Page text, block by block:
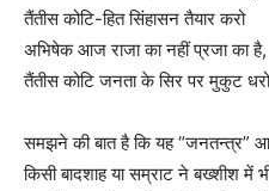
तैंतीस कोटि-हित सिंहासन तैयार करो
अभिषेक आज राजा का नहीं प्रजा का है,
तैंतीस कोटि जनता के सिर पर मुकुट
समझने की बात है कि यह “जनतन्त्र”
किसी बादशाह या सम्राट ने बख्शीश में